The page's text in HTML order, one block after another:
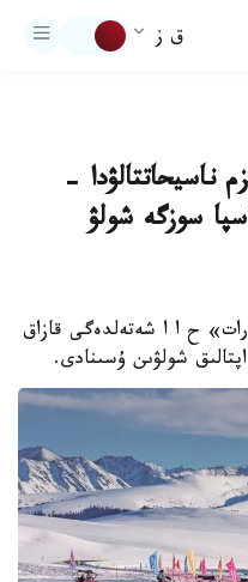
ق ز
ناسيحاتتالۋدا -
سوزگە شولۋ
ح ا ا شەتەلدەگى قازاق
اپتالىق شولۋىن ۇسىنادى.